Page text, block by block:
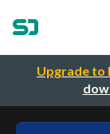
Upgrade to